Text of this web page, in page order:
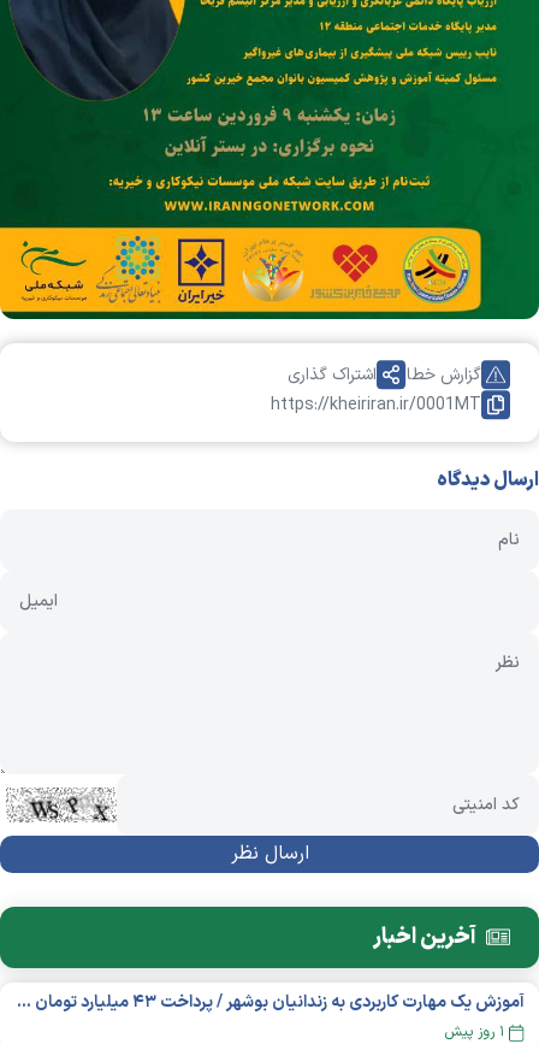
https://kheiriran.ir/0001MT
گزارش خطا اشتراک گذاری
ارسال دیدگاه
آخرین اخبار
آموزش یک مهارت کاربردی به زندانیان بوشهر / پرداخت ۴۳ میلیارد تومان تسهیلات خوداشتغالی
۱ روز پیش